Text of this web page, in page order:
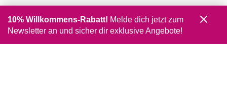
10% Willkommens-Rabatt! Melde dich jetzt zum
Newsletter an und sicher dir exklusive Angebote!